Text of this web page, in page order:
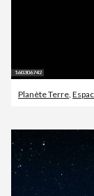
Planète Terre